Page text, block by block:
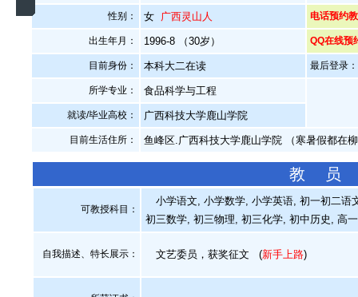
性别： 女 广西灵山人 电话预约
出生年月： 1996-8 （30岁） QQ在线预
目前身份： 本科大二在读 最后登录
所学专业： 食品科学与工程
就读/毕业高校： 广西科技大学鹿山学院
目前生活住所： 鱼峰区.广西科技大学鹿山学院 （寒暑假都在
教 员
可教授科目：
小学语文, 小学数学, 小学英语, 初一初二语
初三数学, 初三物理, 初三化学, 初中历史, 高
自我描述、特长展示 ： 文艺委员，获奖征文 (新手上路)